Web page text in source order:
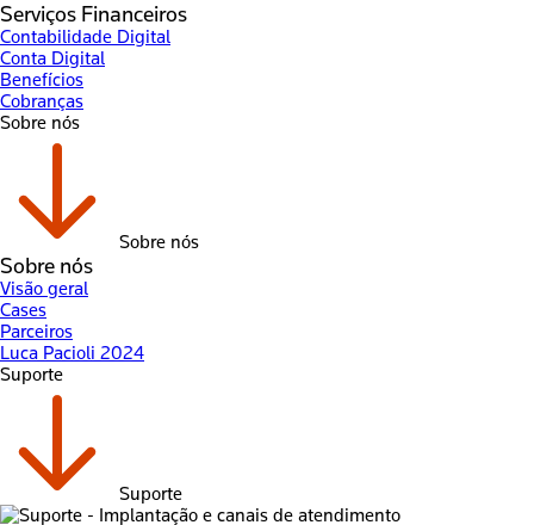
Serviços Financeiros
Contabilidade Digital
Conta Digital
Benefícios
Cobranças
Sobre nós
Sobre nós
Sobre nós
Visão geral
Cases
Parceiros
Luca Pacioli 2024
Suporte
Suporte